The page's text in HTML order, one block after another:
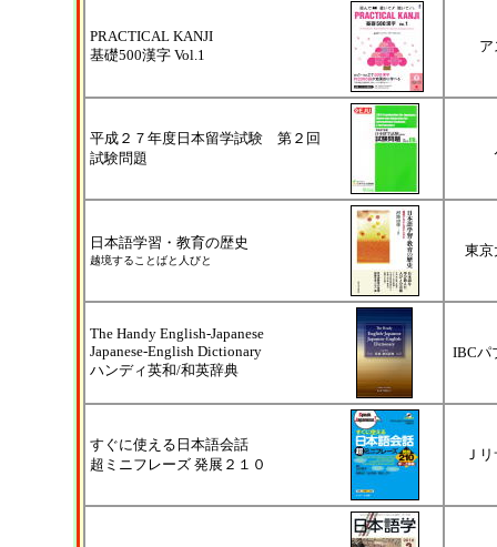
PRACTICAL KANJI
基礎500漢字 Vol.1
平成２７年度日本留学試験 第２回
試験問題
日本語学習・教育の歴史
越境することばと人びと
東
The Handy English-Japanese
Japanese-English Dictionary
ハンディ英和/和英辞典
IBCパ
すぐに使える日本語会話
超ミニフレーズ 発展２１０
Ｊ